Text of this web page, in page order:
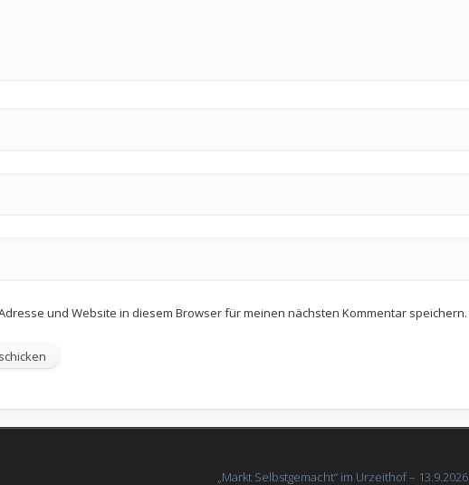
und Website in diesem Browser für meinen nächsten Kommentar speichern.
„Markt Selbstgemacht“ im Urzeithof – 13.9.2026